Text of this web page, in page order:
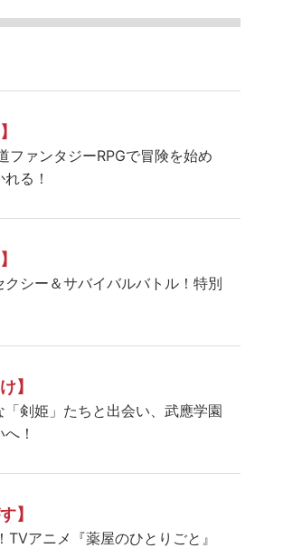
ファンタジーRPGで冒険を始め
る！
シー＆サバイバルバトル！特別
】
剣姫」たちと出会い、武應学園
！
】
アニメ『薬屋のひとりごと』